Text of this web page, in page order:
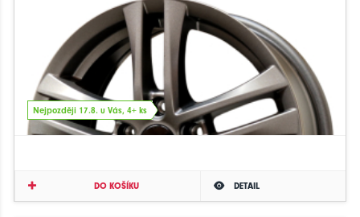
Nejpozději 17.8. u Vás, 4+ ks
DO KOŠÍKU DETAIL